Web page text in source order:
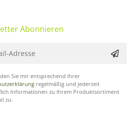
Abonnieren
Sie mir entsprechend Ihrer
regelmäßig und jederzeit
Informationen zu Ihrem Produktsortiment
zu.